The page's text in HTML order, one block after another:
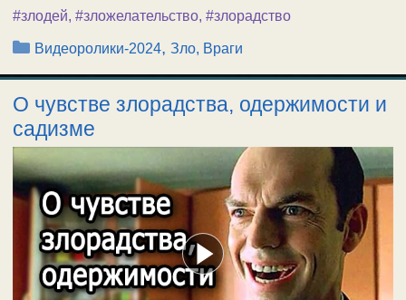
#злодей, #зложелательство, #злорадство
Рубрики
Видеоролики-2024,Зло, Враги
О чувстве злорадства, одержимости и
садизме